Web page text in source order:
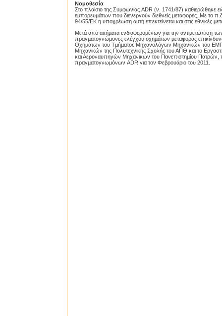
Νομοθεσία
Στο πλαίσιο της Συµφωνίας ADR (ν. 1741/87) καθιερώθηκε
εµπορευµάτων που διενεργούν διεθνείς µεταφορές. Με το
94/55/ΕΚ η υποχρέωση αυτή επεκτείνεται και στις εθνικές
Μετά από αιτήµατα ενδιαφεροµένων για την αντιµετώπιση
πραγµατογνώµονες ελέγχου οχηµάτων µεταφοράς
Οχηµάτων του Τµήµατος Μηχανολόγων Μηχανικών του ΕΜΠ,
Μηχανικών της Πολυτεχνικής Σχολής του ΑΠΘ και το
και Αεροναυπηγών Μηχανικών του Πανεπιστηµίου Πατρών,
πραγµατογνωµόνων ADR για τον Φεβρουάριο του 2011.